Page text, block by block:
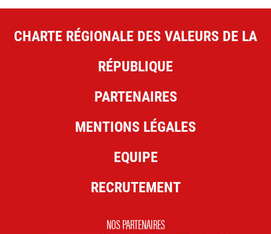
CHARTE RÉGIONALE DES VALEURS DE LA
RÉPUBLIQUE
PARTENAIRES
MENTIONS LÉGALES
EQUIPE
RECRUTEMENT
NOS PARTENAIRES